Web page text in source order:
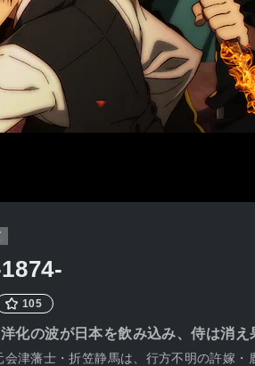
105
化の波が日本を飲み込み、侍は消
津藩士・折笠静馬は、行方不明の許嫁